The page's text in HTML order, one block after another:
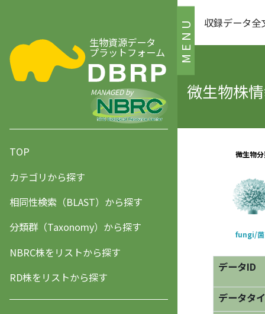
MENU
生物資源データ
プラットフォーム
MANAGED by
TOP
カテゴリから探す
相同性検索（BLAST）から探す
分類群（Taxonomy）から探す
NBRC株をリストから探す
RD株をリストから探す
収録データ全
微生物株
データID
データタ